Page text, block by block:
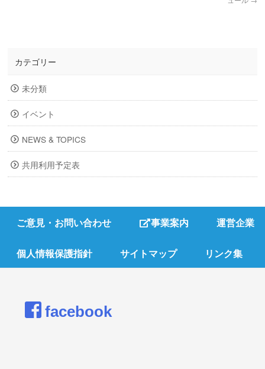
カテゴリー
未分類
イベント
NEWS & TOPICS
共用利用予定表
ご意見・お問い合わせ 事業案内 運営企業
個人情報保護指針 サイトマップ リンク集
facebook